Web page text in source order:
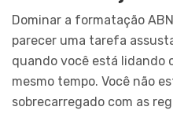
Dominar a formatação
parecer uma tarefa
quando você está lidando
mesmo tempo. Você não
sobrecarregado com as